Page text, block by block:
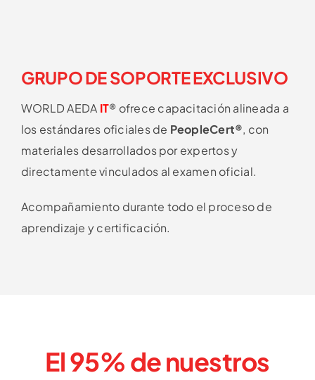
GRUPO DE SOPORTE EXCLUSIVO
WORLD AEDA IT® ofrece capacitación alineada a
los estándares oficiales de PeopleCert®, con
materiales desarrollados por expertos y
directamente vinculados al examen oficial.
Acompañamiento durante todo el proceso de
aprendizaje y certificación.
El 95% de nuestros